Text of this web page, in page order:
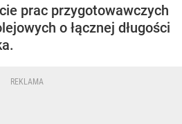
prac przygotowawczych
o łącznej długości